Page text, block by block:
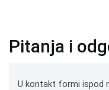
Pitanja i
U kontakt formi ispod